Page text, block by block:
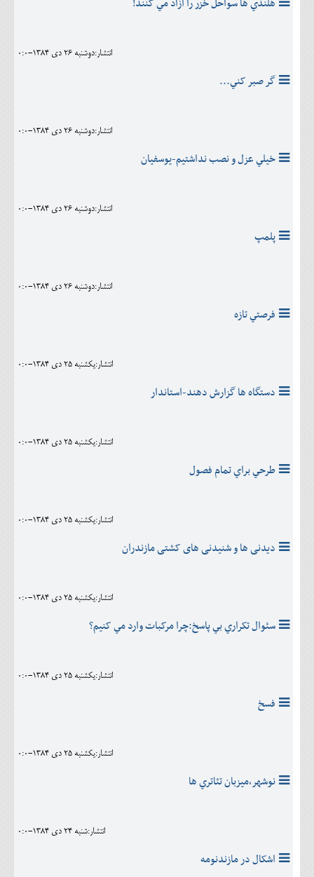
انتشار:دوشنبه 26 دی 1384-0:0
گر صبر کني...
انتشار:دوشنبه 26 دی 1384-0:0
خيلي عزل و نصب نداشتيم-يوسفيان
انتشار:دوشنبه 26 دی 1384-0:0
پلمپ
انتشار:دوشنبه 26 دی 1384-0:0
فرصتي تازه
انتشار:يکشنبه 25 دی 1384-0:0
دستگاه ها گزارش دهند-استاندار
انتشار:يکشنبه 25 دی 1384-0:0
طرحي براي تمام فصول
انتشار:يکشنبه 25 دی 1384-0:0
دیدنی ها و شنیدنی های کشتی مازندران
انتشار:يکشنبه 25 دی 1384-0:0
سئوال تکراري بي پاسخ:چرا مرکبات وارد مي کنيم؟
انتشار:يکشنبه 25 دی 1384-0:0
فسخ
انتشار:يکشنبه 25 دی 1384-0:0
نوشهر،ميزبان تئاتري ها
انتشار:شنبه 24 دی 1384-0:0
اشکال در مازندنومه